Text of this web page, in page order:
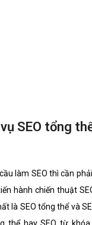
SEO tổng
làm SEO thì cần
hành chiến thuật
là SEO tổng thể và
thể hay SEO từ khóa